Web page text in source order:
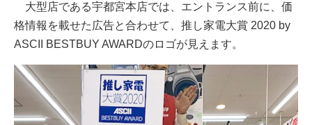
大型店である宇都宮本店では、エントランス前に、価
格情報を載せた広告と合わせて、推し家電大賞 2020 by
ASCII BESTBUY AWARDのロゴが見えます。